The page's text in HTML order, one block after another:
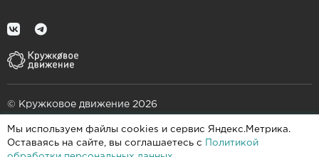
Мы используем файлы cookies и сервис Яндекс.Метрика.
Оставаясь на сайте, вы соглашаетесь с
Политикой
© Кружковое движение 2026
При поддержке